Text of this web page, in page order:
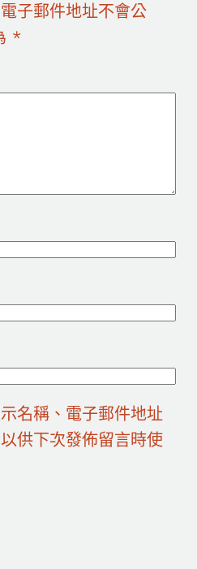
子郵件地址不會公
*
名稱、電子郵件地址
供下次發佈留言時使